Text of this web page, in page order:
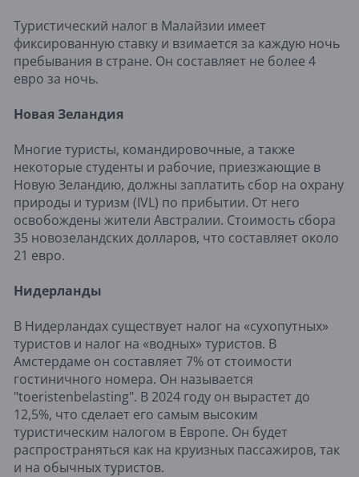
Туристический налог в Малайзии имеет
фиксированную ставку и взимается за каждую ночь
пребывания в стране. Он составляет не более 4
евро за ночь.
Новая Зеландия
Многие туристы, командировочные, а также
некоторые студенты и рабочие, приезжающие в
Новую Зеландию, должны заплатить сбор на охрану
природы и туризм (IVL) по прибытии. От него
освобождены жители Австралии. Стоимость сбора
35 новозеландских долларов, что составляет около
21 евро.
Нидерланды
В Нидерландах существует налог на «сухопутных»
туристов и налог на «водных» туристов. В
Амстердаме он составляет 7% от стоимости
гостиничного номера. Он называется
"toeristenbelasting". В 2024 году он вырастет до
12,5%, что сделает его самым высоким
туристическим налогом в Европе. Он будет
распространяться как на круизных пассажиров, так
и на обычных туристов.